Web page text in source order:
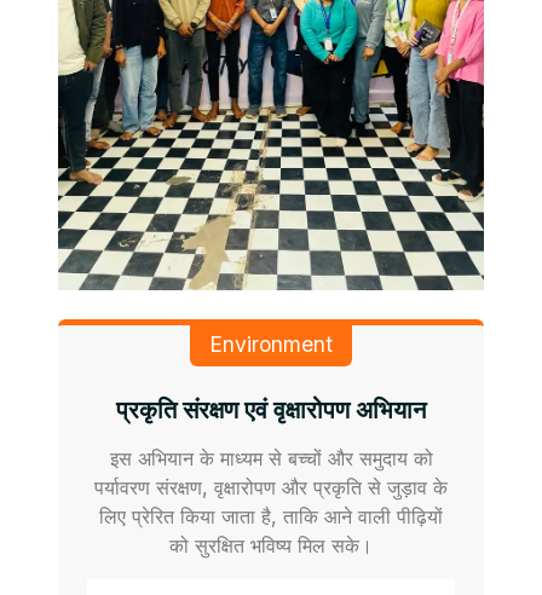
Environment
प्रकृति संरक्षण एवं वृक्षारोपण अभियान
इस अभियान के माध्यम से बच्चों और समुदाय को
पर्यावरण संरक्षण, वृक्षारोपण और प्रकृति से जुड़ाव के
लिए प्रेरित किया जाता है, ताकि आने वाली पीढ़ियों
को सुरक्षित भविष्य मिल सके।